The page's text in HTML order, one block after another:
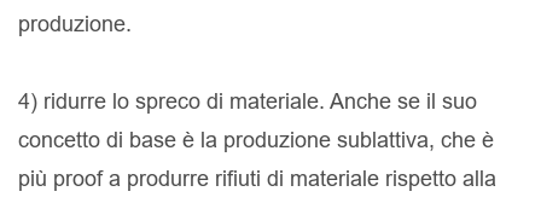
produzione.
4) ridurre lo spreco di materiale. Anche se il suo
concetto di base è la produzione sublattiva, che è
più proof a produrre rifiuti di materiale rispetto alla